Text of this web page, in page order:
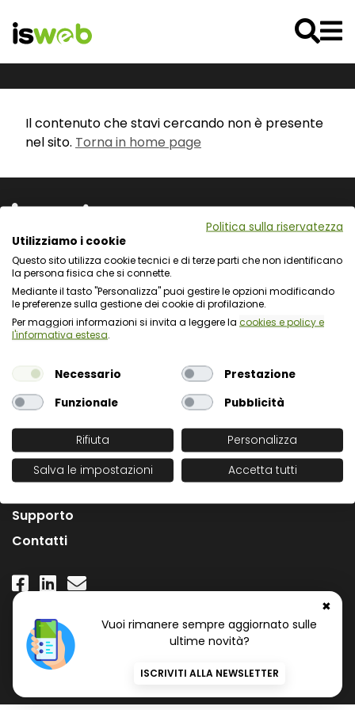
Il contenuto che stavi cercando non è presente
nel sito. Torna in home page
✖
Vuoi rimanere sempre aggiornato sulle
ultime novità?
ISCRIVITI ALLA NEWSLETTER
Via L. Cadorna 31 - 67051 Avezzano (AQ)
Via Fiume Giallo 3 - 00144 Roma
Registro delle Imprese del Gran Sasso d'Italia
C.F. e numero d'iscrizione: 01722270665
L'Azienda
Supporto
Contatti
Numero Verde Gratuito
800 97 34 34
Politica sulla riservatezza
Utilizziamo i cookie
Questo sito utilizza cookie tecnici e di terze parti che non identificano
la persona fisica che si connette.
Mediante il tasto "Personalizza" puoi gestire le opzioni modificando
le preferenze sulla gestione dei cookie di profilazione.
Per maggiori informazioni si invita a leggere la cookies e policy e
l'informativa estesa.
Necessario
Prestazione
Funzionale
Pubblicità
Rifiuta
Personalizza
Salva le impostazioni
Accetta tutti